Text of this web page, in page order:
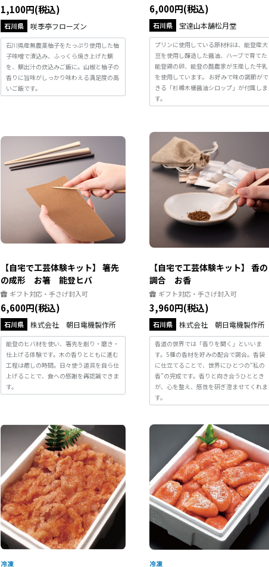
1,100円(税込)
石川県 咲季亭フローズン
石川県産無農薬柚子をたっぷり使用した柚
子味噌で漬込み、ふっくら焼き上げた鯛
を、鯛出汁の炊込みご飯に。山椒と柚子の
香りに旨味がしっかり味わえる満足度の高
いご飯です。
6,000円(税込)
石川県 宝達山本舗松月堂
プリンに使用している原材料は、能登産大
豆を使用し醸造した醤油、ハーブで育てた
能登鶏の卵、能登の酪農家が生産した牛乳
を使用しています。 お好みで味の調節がで
きる「杉樽木桶醤油シロップ」が付属しま
す。
【自宅で工芸体験キット】 箸先
の成形 お箸 能登ヒバ
ギフト対応・手さげ封入可
6,600円(税込)
石川県 株式会社 朝日電機製作所
能登のヒバ材を使い、箸先を削り・磨き・
仕上げる体験です。木の香りとともに進む
工程は癒しの時間。日々使う道具を自ら仕
上げることで、食への感謝を再認識できま
す。
【自宅で工芸体験キット】 香の
調合 お香
ギフト対応・手さげ封入可
3,960円(税込)
石川県 株式会社 朝日電機製作所
香道の世界では「香りを聞く」といいま
す。5種の香材を好みの配合で調合。香袋
に仕立てることで、世界にひとつの“私の
香”の完成です。香りと向き合うひととき
が、心を整え、感性を研ぎ澄ませてくれま
す。